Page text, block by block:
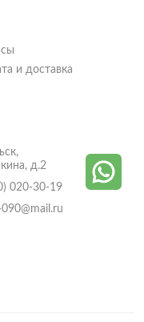
и доставка
д.2
020-30-19